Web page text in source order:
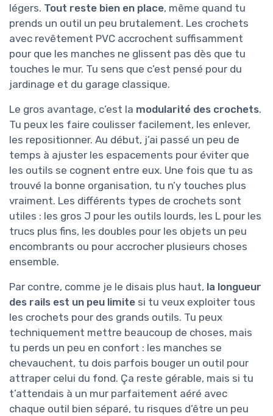
légers. Tout reste bien en place, même quand tu
prends un outil un peu brutalement. Les crochets
avec revêtement PVC accrochent suffisamment
pour que les manches ne glissent pas dès que tu
touches le mur. Tu sens que c’est pensé pour du
jardinage et du garage classique.
Le gros avantage, c’est la modularité des crochets.
Tu peux les faire coulisser facilement, les enlever,
les repositionner. Au début, j’ai passé un peu de
temps à ajuster les espacements pour éviter que
les outils se cognent entre eux. Une fois que tu as
trouvé la bonne organisation, tu n’y touches plus
vraiment. Les différents types de crochets sont
utiles : les gros J pour les outils lourds, les L pour les
trucs plus fins, les doubles pour les objets un peu
encombrants ou pour accrocher plusieurs choses
ensemble.
Par contre, comme je le disais plus haut, la longueur
des rails est un peu limite si tu veux exploiter tous
les crochets pour des grands outils. Tu peux
techniquement mettre beaucoup de choses, mais
tu perds un peu en confort : les manches se
chevauchent, tu dois parfois bouger un outil pour
attraper celui du fond. Ça reste gérable, mais si tu
t’attendais à un mur parfaitement aéré avec
chaque outil bien séparé, tu risques d’être un peu